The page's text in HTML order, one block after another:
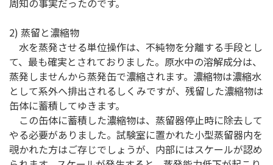
周知の事実だったのです。
2) 蒸留と濃縮物
水を蒸発させる単位操作は、不純物を分離する手段とし
て、最も確実とされておりました。原水中の溶解成分は、
蒸発しませんから蒸発缶で濃縮されます。濃縮物は濃縮水
として系外へ排出されるしくみですが、残留した濃縮物は
缶体に蓄積してゆきます。
この缶体に蓄積した濃縮物は、蒸留器停止時に除去して
やる必要がありました。試験室に置かれた小型蒸留器内を
覗かれた方はご存じでしょうが、内部にはスケールが認め